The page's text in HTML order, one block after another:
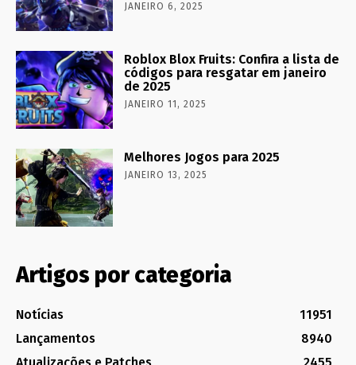
JANEIRO 6, 2025
Roblox Blox Fruits: Confira a lista de
códigos para resgatar em janeiro
de 2025
JANEIRO 11, 2025
Melhores Jogos para 2025
JANEIRO 13, 2025
Artigos por categoria
Notícias
11951
Lançamentos
8940